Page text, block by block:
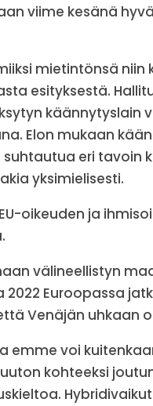
viime kesänä
mietintönsä niin
esityksestä.
käännytyslain
Elon mukaan
eri tavoin
yksimielisesti.
oikeuden ja
välineellistyn
Euroopassa
Venäjän uhkaan
voi
kohteeksi